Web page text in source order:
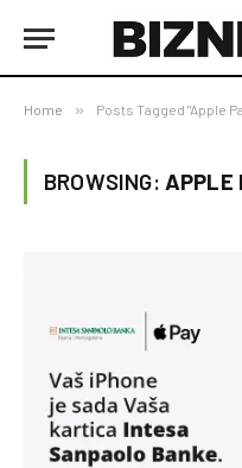
Home » Posts Tagged "Apple
BROWSING: APPLE